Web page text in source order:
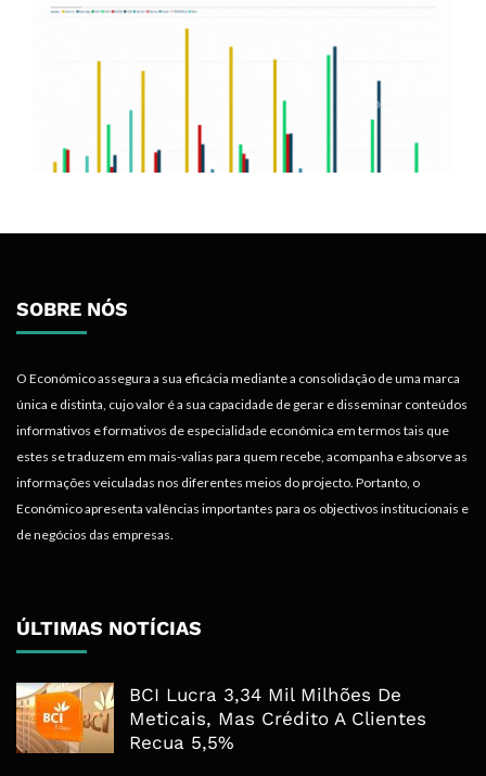
SOBRE NÓS
O Económico assegura a sua eficácia mediante a consolidação de uma marca
única e distinta, cujo valor é a sua capacidade de gerar e disseminar conteúdos
informativos e formativos de especialidade económica em termos tais que
estes se traduzem em mais-valias para quem recebe, acompanha e absorve as
informações veiculadas nos diferentes meios do projecto. Portanto, o
Económico apresenta valências importantes para os objectivos institucionais e
de negócios das empresas.
ÚLTIMAS NOTÍCIAS
BCI Lucra 3,34 Mil Milhões De
Meticais, Mas Crédito A Clientes
Recua 5,5%